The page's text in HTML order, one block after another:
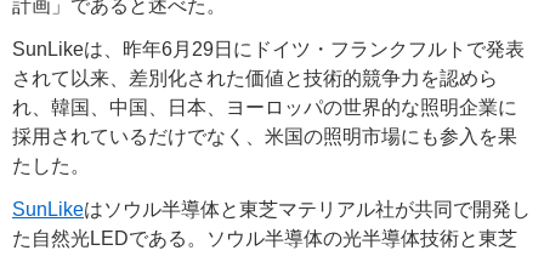
計画」であると述べた。
SunLikeは、昨年6月29日にドイツ・フランクフルトで発表
されて以来、差別化された価値と技術的競争力を認めら
れ、韓国、中国、日本、ヨーロッパの世界的な照明企業に
採用されているだけでなく、米国の照明市場にも参入を果
たした。
SunLikeはソウル半導体と東芝マテリアル社が共同で開発し
た自然光LEDである。ソウル半導体の光半導体技術と東芝